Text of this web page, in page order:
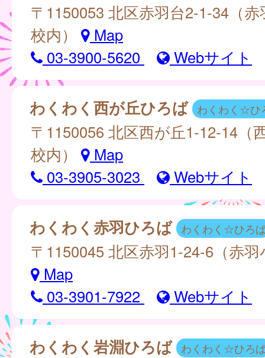
〒1150053 北区赤羽台2-1-34（
校内）
Map
03-3900-5620
Webサイト
わくわく西が丘ひろば わくわく☆ひ
〒1150056 北区西が丘1-12-14（
校内）
Map
03-3905-3023
Webサイト
わくわく赤羽ひろば わくわく☆ひろ
〒1150045 北区赤羽1-24-6（赤
Map
03-3901-7922
Webサイト
わくわく岩淵ひろば わくわく☆ひろ